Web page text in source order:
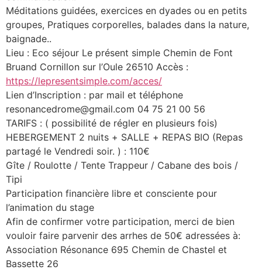
Méditations guidées, exercices en dyades ou en petits
groupes, Pratiques corporelles, balades dans la nature,
baignade..
Lieu : Eco séjour Le présent simple Chemin de Font
Bruand Cornillon sur l’Oule 26510 Accès :
https://lepresentsimple.com/acces/
Lien d’Inscription : par mail et téléphone
resonancedrome@gmail.com 04 75 21 00 56
TARIFS : ( possibilité de régler en plusieurs fois)
HEBERGEMENT 2 nuits + SALLE + REPAS BIO (Repas
partagé le Vendredi soir. ) : 110€
Gîte / Roulotte / Tente Trappeur / Cabane des bois /
Tipi
Participation financière libre et consciente pour
l’animation du stage
Afin de confirmer votre participation, merci de bien
vouloir faire parvenir des arrhes de 50€ adressées à:
Association Résonance 695 Chemin de Chastel et
Bassette 26